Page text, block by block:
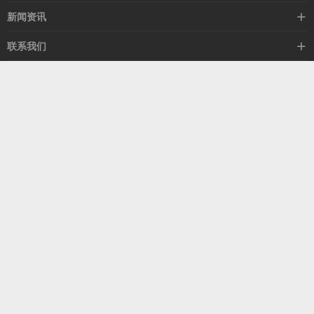
以太网交换机
希捷硬盘
新闻资讯
行业动态
技术视角
联系我们